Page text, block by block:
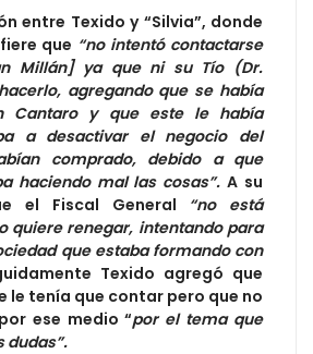
entre Texido y “Silvia”, donde
que “no intentó contactarse
Millán] ya que ni su Tío (Dr.
agregando que se había
Cantaro y que este le había
a desactivar el negocio del
comprado, debido a que
haciendo mal las cosas”.A su
el Fiscal General “no está
quiere renegar, intentando para
que estaba formando con
Texido agregó que
le tenía que contar pero que no
ese medio “por el tema que
dudas”.